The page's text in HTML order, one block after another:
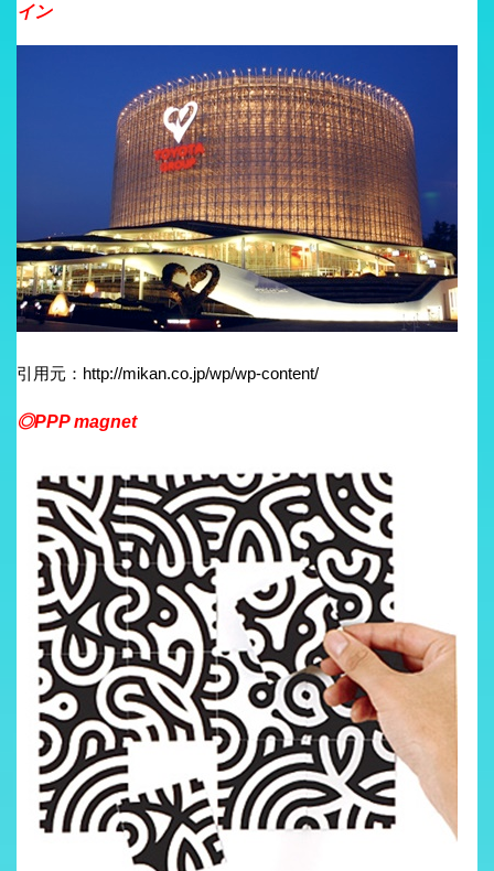
イン
引用元：http://mikan.co.jp/wp/wp-content/
◎PPP magnet